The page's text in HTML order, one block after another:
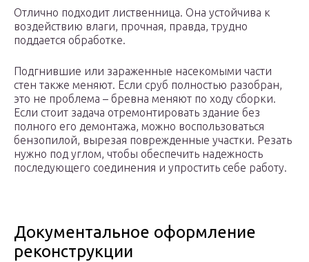
Отлично подходит лиственница. Она устойчива к
воздействию влаги, прочная, правда, трудно
поддается обработке.
Подгнившие или зараженные насекомыми части
стен также меняют. Если сруб полностью разобран,
это не проблема – бревна меняют по ходу сборки.
Если стоит задача отремонтировать здание без
полного его демонтажа, можно воспользоваться
бензопилой, вырезая поврежденные участки. Резать
нужно под углом, чтобы обеспечить надежность
последующего соединения и упростить себе работу.
Документальное оформление
реконструкции